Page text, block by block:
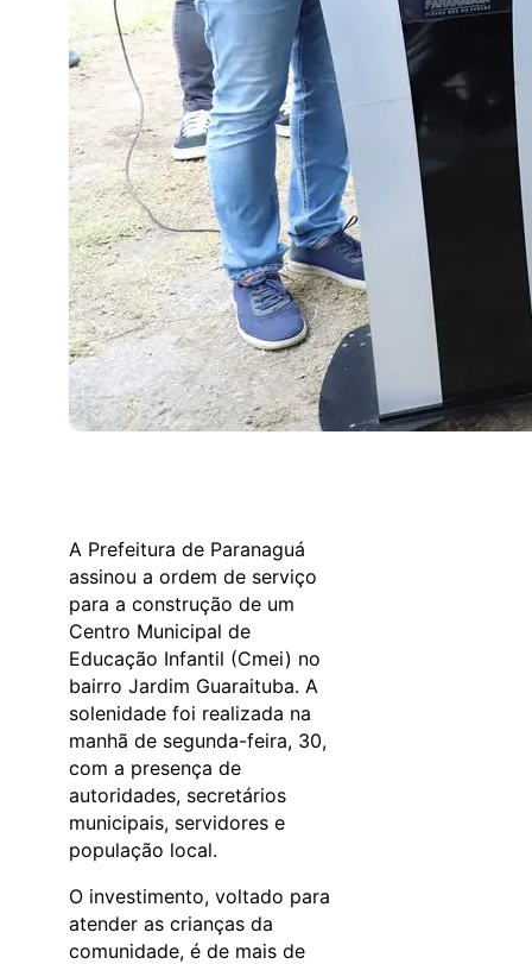
A Prefeitura de Paranaguá
assinou a ordem de serviço
para a construção de um
Centro Municipal de
Educação Infantil (Cmei) no
bairro Jardim Guaraituba. A
solenidade foi realizada na
manhã de segunda-feira, 30,
com a presença de
autoridades, secretários
municipais, servidores e
população local.
O investimento, voltado para
atender as crianças da
comunidade, é de mais de